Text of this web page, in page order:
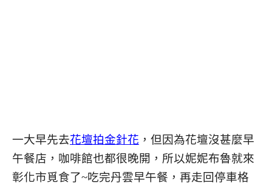
一大早先去花壇拍金針花 ，但因為花壇沒甚麼早
午餐店，咖啡館也都很晚開，所以妮妮布魯就來
彰化市覓食了~吃完丹雲早午餐，再走回停車格